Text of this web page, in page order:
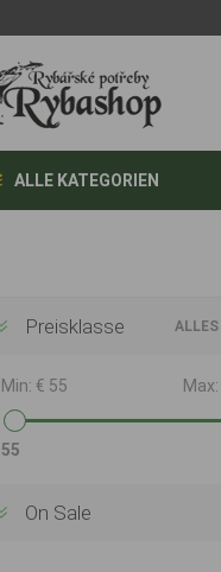
ALLE KATEGORIEN
Preisklasse
Min: € 55 Max:
55
On Sale